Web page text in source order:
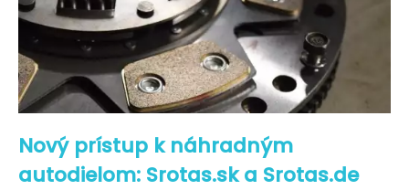
Nový prístup k náhradným
autodielom: Srotas.sk a Srotas.de